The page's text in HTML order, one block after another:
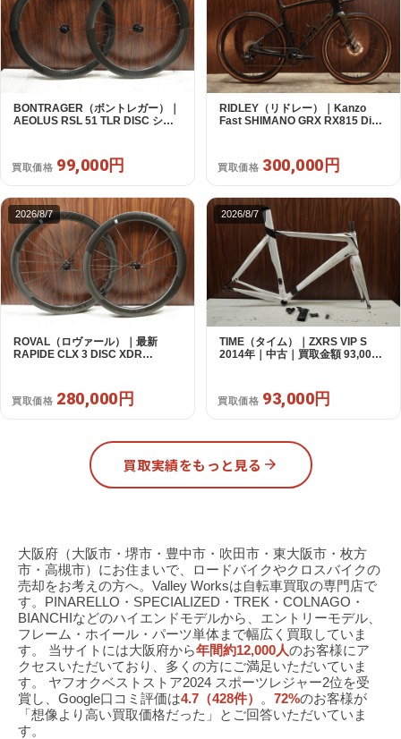
BONTRAGER（ボントレガー）｜
AEOLUS RSL 51 TLR DISC シマ
買取価格 99,000円
RIDLEY（リドレー）｜Kanzo
Fast SHIMANO GRX RX815 Di2
買取価格 300,000円
2026/8/7
ROVAL（ロヴァール）｜最新
RAPIDE CLX 3 DISC XDR
買取価格 280,000円
2026/8/7
TIME（タイム）｜ZXRS VIP S
2014年｜中古｜買取金額 93,000
買取価格 93,000円
買取実績をもっと見る
大阪府（大阪市・堺市・豊中市・吹田市・東大阪市・枚方
市・高槻市）にお住まいで、ロードバイクやクロスバイクの
売却をお考えの方へ。Valley Worksは自転車買取の専門店で
す。PINARELLO・SPECIALIZED・TREK・COLNAGO・
BIANCHIなどのハイエンドモデルから、エントリーモデル、
フレーム・ホイール・パーツ単体まで幅広く買取していま
す。 当サイトには大阪府から年間約12,000人のお客様にア
クセスいただいており、多くの方にご満足いただいていま
す。 ヤフオクベストストア2024 スポーツレジャー2位を受
賞し、Google口コミ評価は4.7（428件） 。72%のお客様が
「想像より高い買取価格だった」とご回答いただいていま
す。